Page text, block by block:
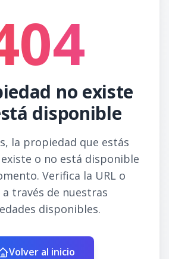
no existe
disponible
la propiedad que estás
o no está disponible
Verifica la URL o
a través de nuestras
disponibles.
Volver al inicio